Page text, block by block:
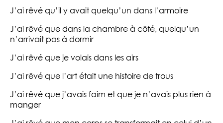
J’ai rêvé qu’il y avait quelqu’un dans l’armoire
J’ai rêvé que dans la chambre à côté, quelqu’un
n’arrivait pas à dormir
J’ai rêvé que je volais dans les airs
J’ai rêvé que l’art était une histoire de trous
J’ai rêvé que j’avais faim et que je n’avais plus rien à
manger